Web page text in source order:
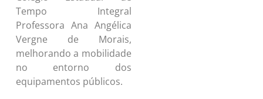
Tempo Integral
Professora Ana Angélica
Vergne de Morais,
melhorando a mobilidade
no entorno dos
equipamentos públicos.